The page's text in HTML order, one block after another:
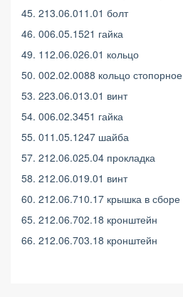
45. 213.06.011.01 болт
46. 006.05.1521 гайка
49. 112.06.026.01 кольцо
50. 002.02.0088 кольцо стопорное
53. 223.06.013.01 винт
54. 006.02.3451 гайка
55. 011.05.1247 шайба
57. 212.06.025.04 прокладка
58. 212.06.019.01 винт
60. 212.06.710.17 крышка в сборе
65. 212.06.702.18 кронштейн
66. 212.06.703.18 кронштейн